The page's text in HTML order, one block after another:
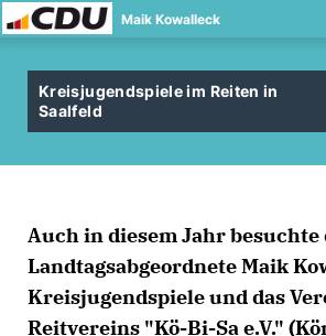
Maik Kowalleck
Kreisjugendspiele im Reiten in
Saalfeld
Auch in diesem Jahr besuchte
Landtagsabgeordnete Maik
Kreisjugendspiele und das
Reitvereins "Kö-Bi-Sa e.V."